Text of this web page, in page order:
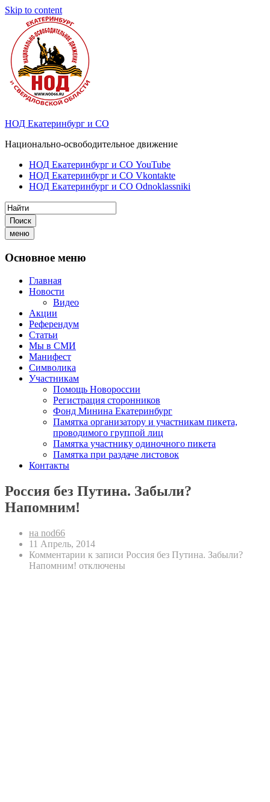
Skip to content
НОД Екатеринбург и СО
Национально-освободительное движение
НОД Екатеринбург и СО YouTube
НОД Екатеринбург и СО Vkontakte
НОД Екатеринбург и СО Odnoklassniki
Поиск
меню
Основное меню
Главная
Новости
Видео
Акции
Референдум
Статьи
Мы в СМИ
Манифест
Символика
Участникам
Помощь Новороссии
Регистрация сторонников
Фонд Минина Екатеринбург
Памятка организатору и участникам пикета,
проводимого группой лиц
Памятка участнику одиночного пикета
Памятка при раздаче листовок
Контакты
Россия без Путина. Забыли?
Напомним!
на nod66
11 Апрель, 2014
Комментарии к записи Россия без Путина. Забыли?
Напомним! отключены